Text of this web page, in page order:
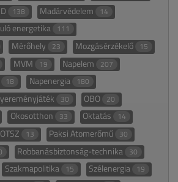
138 Madárvédelem 14
energetika 111
Mérőhely 23 Mozgásérzékelő 15
MVM 19 Napelem 207
18 Napenergia 180
30 OBO 20
Okosotthon 33 Oktatás 14
OTSZ 13 Paksi Atomerőmű 30
Robbanásbiztonság-technika 30
Szakmapolitika 15 Szélenergia 19